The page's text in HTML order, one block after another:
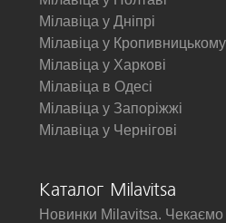
Мілавіца у Дніпрі
Мілавіца у Кропивницькому
Мілавіца у Харкові
Мілавіца в Одесі
Мілавіца у Запоріжжі
Мілавіца у Чернігові
Каталог Milavitsa
Новинки Milavitsa.